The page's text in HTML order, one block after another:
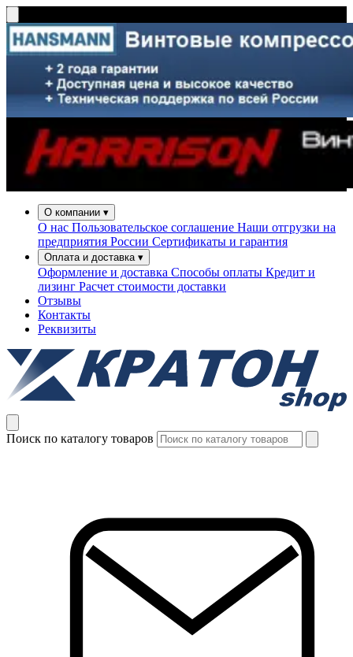
О компании ▾
О нас Пользовательское соглашение Наши отгрузки на
предприятия России Сертификаты и гарантия
Оплата и доставка ▾
Оформление и доставка Способы оплаты Кредит и
лизинг Расчет стоимости доставки
Отзывы
Контакты
Реквизиты
Поиск по каталогу товаров